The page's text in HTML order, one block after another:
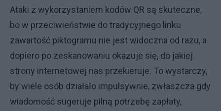
Ataki z wykorzystaniem kodów QR są skuteczne,
bo w przeciwieństwie do tradycyjnego linku
zawartość piktogramu nie jest widoczna od razu, a
dopiero po zeskanowaniu okazuje się, do jakiej
strony internetowej nas przekieruje. To wystarczy,
by wiele osób działało impulsywnie, zwłaszcza gdy
wiadomość sugeruje pilną potrzebę zapłaty,